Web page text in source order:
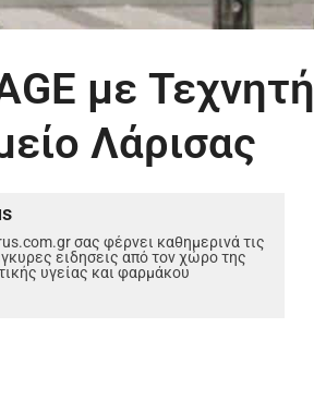
με Τεχνητή
Λάρισας
σας φέρνει καθημερινά τις
ειδησεις από τον χώρο της
υγείας και φαρμάκου